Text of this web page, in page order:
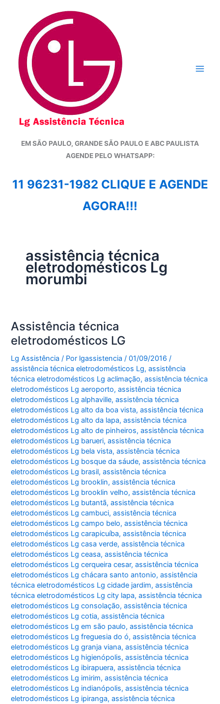
conteúdo
EM SÃO PAULO, GRANDE SÃO PAULO E ABC PAULISTA
AGENDE PELO WHATSAPP:
11 96231-1982 CLIQUE E AGENDE
AGORA!!!
assistência técnica
eletrodomésticos Lg
morumbi
Assistência técnica
eletrodomésticos LG
Lg Assistência / Por lgassistencia/01/09/2016 /
assistência técnica eletrodomésticos Lg,assistência
técnica eletrodomésticos Lg aclimação,assistência técnica
eletrodomésticos Lg aeroporto,assistência técnica
eletrodomésticos Lg alphaville,assistência técnica
eletrodomésticos Lg alto da boa vista,assistência técnica
eletrodomésticos Lg alto da lapa,assistência técnica
eletrodomésticos Lg alto de pinheiros,assistência técnica
eletrodomésticos Lg barueri,assistência técnica
eletrodomésticos Lg bela vista,assistência técnica
eletrodomésticos Lg bosque da sáude,assistência técnica
eletrodomésticos Lg brasil,assistência técnica
eletrodomésticos Lg brooklin,assistência técnica
eletrodomésticos Lg brooklin velho,assistência técnica
eletrodomésticos Lg butantã,assistência técnica
eletrodomésticos Lg cambuci,assistência técnica
eletrodomésticos Lg campo belo,assistência técnica
eletrodomésticos Lg carapicuíba,assistência técnica
eletrodomésticos Lg casa verde,assistência técnica
eletrodomésticos Lg ceasa,assistência técnica
eletrodomésticos Lg cerqueira cesar,assistência técnica
eletrodomésticos Lg chácara santo antonio,assistência
técnica eletrodomésticos Lg cidade jardim,assistência
técnica eletrodomésticos Lg city lapa,assistência técnica
eletrodomésticos Lg consolação,assistência técnica
eletrodomésticos Lg cotia,assistência técnica
eletrodomésticos Lg em são paulo,assistência técnica
eletrodomésticos Lg freguesia do ó,assistência técnica
eletrodomésticos Lg granja viana,assistência técnica
eletrodomésticos Lg higienópolis,assistência técnica
eletrodomésticos Lg ibirapuera,assistência técnica
eletrodomésticos Lg imirim,assistência técnica
eletrodomésticos Lg indianópolis,assistência técnica
eletrodomésticos Lg ipiranga,assistência técnica